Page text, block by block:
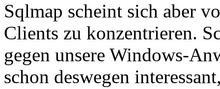
Sqlmap scheint sich aber
Clients zu konzentrieren.
gegen unsere Windows-
schon deswegen